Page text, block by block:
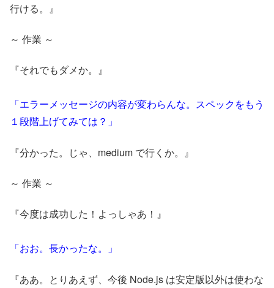
行ける。』
～ 作業 ～
『それでもダメか。』
「エラーメッセージの内容が変わらんな。スペックをもう
１段階上げてみては？」
『分かった。じゃ、medium で行くか。』
～ 作業 ～
『今度は成功した！よっしゃあ！』
「おお。長かったな。」
『ああ。とりあえず、今後 Node.js は安定版以外は使わな